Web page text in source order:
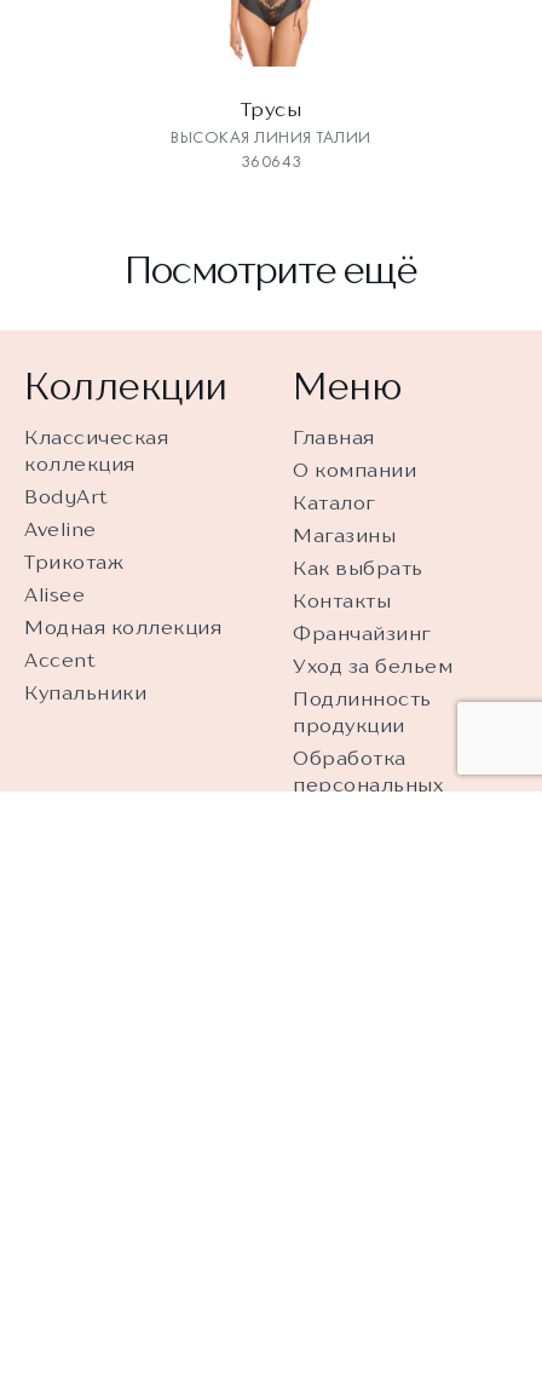
Трусы
ВЫСОКАЯ ЛИНИЯ ТАЛИИ
360643
Посмотрите ещё
Коллекции
Классическая
коллекция
BodyArt
Aveline
Трикотаж
Alisee
Модная коллекция
Accent
Купальники
Меню
Главная
О компании
Каталог
Магазины
Как выбрать
Контакты
Франчайзинг
Уход за бельем
Подлинность
продукции
Обработка
персональных